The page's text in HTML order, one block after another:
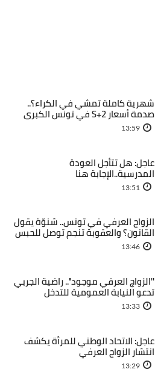
شهرية كاملة تمشي في الكراء؟..
صدمة أسعار S+2 في تونس الكبرى
13:59
عاجل: هل تتأجل العودة
المدرسية..الإجابة هنا
13:51
الزواج العرفي في تونس.. شنوّة يقول
القانون؟ والعقوبة تنجم توصل للحبس
13:46
''الزواج العرفي موجود''.. راضية الجربي
تدعو النيابة العمومية للتدخل
13:33
عاجل: الاتحاد الوطني للمرأة يكشف
انتشار الزواج العرفي
13:29